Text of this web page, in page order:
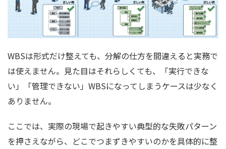
WBSは形式だけ整えても、分解の仕方を間違えると実務で
は使えません。見た目はそれらしくても、「実行できな
い」「管理できない」WBSになってしまうケースは少なく
ありません。
ここでは、実際の現場で起きやすい典型的な失敗パターン
を押さえながら、どこでつまずきやすいのかを具体的に整